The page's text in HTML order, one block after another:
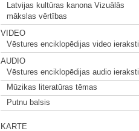
Latvijas kultūras kanona Vizuālās
mākslas vērtības
VIDEO
Vēstures enciklopēdijas video ieraksti
AUDIO
Vēstures enciklopēdijas audio ieraksti
Mūzikas literatūras tēmas
Putnu balsis
KARTE